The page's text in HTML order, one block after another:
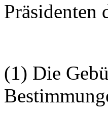
Präsidenten
(1) Die